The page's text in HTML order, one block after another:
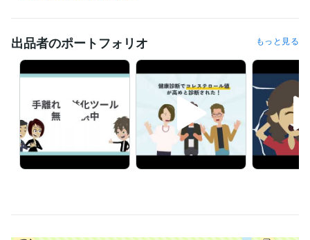
普通自動車第一種運転免許 取得年 : 2011年
ビジネス・クリエイティブツール
Excel:10年Google スプレッドシート:5年Google スライド:5年
Google ドキュメント:5年PowerPoint:10年Word:10年ChatGPT:3年
Vyond:2年
得意分野
動画編集・映像制作 ビジネスアニメーション動画
サービス紹介 ビジネスアニメ 会社紹介 マーケティング
営業
セールス
ビジネス アニメ
学歴
出品者のポートフォリオ もっと見る